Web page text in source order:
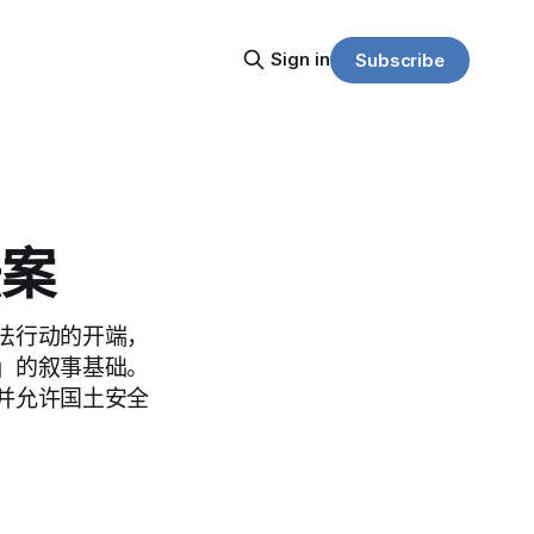
Sign in Subscribe
动的开端，
叙事基础。
允许国土安全